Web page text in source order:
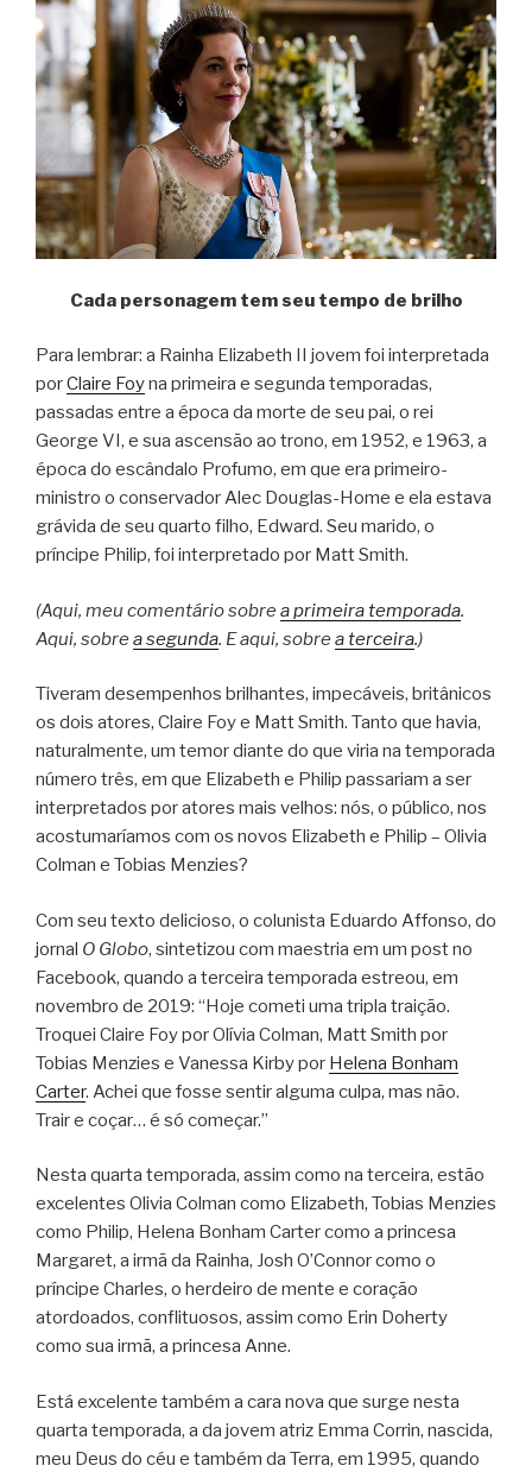
Cada personagem tem seu tempo de brilho
Para lembrar: a Rainha Elizabeth II jovem foi interpretada
porClaire Foyna primeira e segunda temporadas,
passadas entre a época da morte de seu pai, o rei
George VI, e sua ascensão ao trono, em 1952, e 1963, a
época do escândalo Profumo, em que era primeiro-
ministro o conservador Alec Douglas-Home e ela estava
grávida de seu quarto filho, Edward. Seu marido, o
príncipe Philip, foi interpretado por Matt Smith.
(Aqui, meu comentário sobre a primeira temporada.
Aqui, sobre a segunda. E aqui, sobre a terceira.)
Tiveram desempenhos brilhantes, impecáveis, britânicos
os dois atores, Claire Foy e Matt Smith. Tanto que havia,
naturalmente, um temor diante do que viria na temporada
número três, em que Elizabeth e Philip passariam a ser
interpretados por atores mais velhos: nós, o público, nos
acostumaríamos com os novos Elizabeth e Philip – Olivia
Colman e Tobias Menzies?
Com seu texto delicioso, o colunista Eduardo Affonso, do
jornal O Globo, sintetizou com maestria em um post no
Facebook, quando a terceira temporada estreou, em
novembro de 2019: “Hoje cometi uma tripla traição.
Troquei Claire Foy por Olívia Colman, Matt Smith por
Tobias Menzies e Vanessa Kirby por Helena Bonham
Carter. Achei que fosse sentir alguma culpa, mas não.
Trair e coçar… é só começar.”
Nesta quarta temporada, assim como na terceira, estão
excelentes Olivia Colman como Elizabeth, Tobias Menzies
como Philip, Helena Bonham Carter como a princesa
Margaret, a irmã da Rainha, Josh O’Connor como o
príncipe Charles, o herdeiro de mente e coração
atordoados, conflituosos, assim como Erin Doherty
como sua irmã, a princesa Anne.
Está excelente também a cara nova que surge nesta
quarta temporada, a da jovem atriz Emma Corrin, nascida,
meu Deus do céu e também da Terra, em 1995, quando